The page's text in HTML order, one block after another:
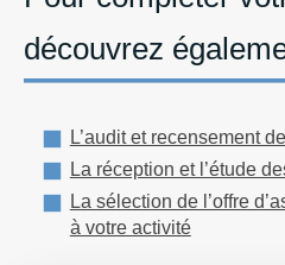
découvrez
L’audit et recensement
La réception et l’étude
La sélection de l’offre
à votre activité